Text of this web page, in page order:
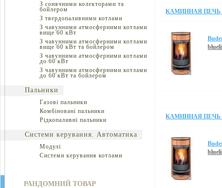
З сонячними колекторами та
бойлером
З твердопаливними котлами
З чавунними атмосферними котлами
вище 60 кВт
З чавунними атмосферними котлами
вище 60 кВт та бойлером
З чавунними атмосферними котлами
до 60 кВт
З чавунними атмосферними котлами
до 60 кВт та бойлером
Пальники
Газові пальники
Комбіновані пальники
Рідкопаливні пальники
Системи керування. Автоматика
Модулі
Системи керування котлами
РАНДОМНИЙ ТОВАР
КАМИННАЯ ПЕЧЬ
КАМИННАЯ ПЕЧЬ